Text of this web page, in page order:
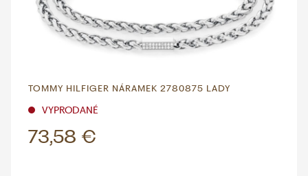
TOMMY HILFIGER NÁRAMEK 2780875 LADY
VYPRODANÉ
73,58 €